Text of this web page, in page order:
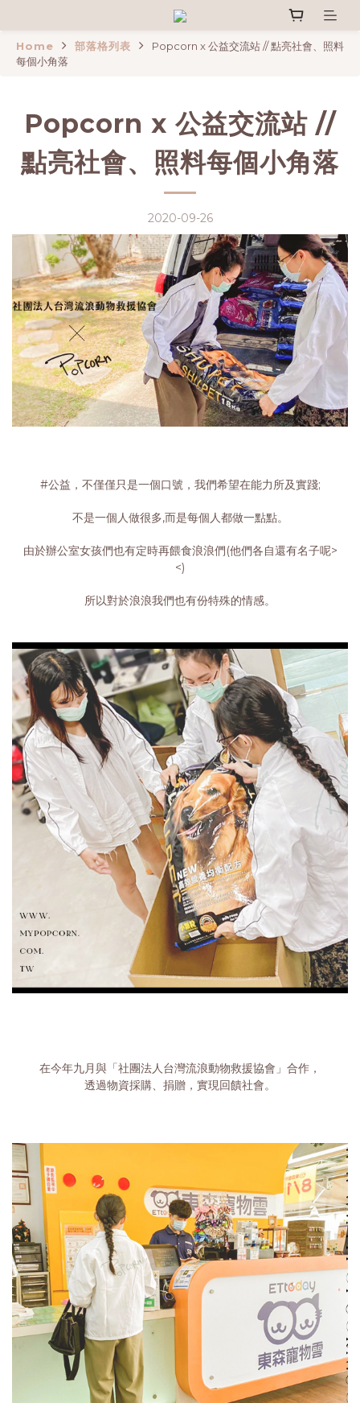
Home 部落格列表
Popcorn x 公益交流站 // 點亮社會、照料
每個小角落
Popcorn x 公益交流站 //
點亮社會、照料每個小角落
2020-09-26
#公益，不僅僅只是一個口號，我們希望在能力所及實踐;
不是一個人做很多,而是每個人都做一點點。
由於辦公室女孩們也有定時再餵食浪浪們(他們各自還有名子呢>
<)
所以對於浪浪我們也有份特殊的情感。
在今年九月與「社團法人台灣流浪動物救援協會」合作，
透過物資採購、捐贈，實現回饋社會。